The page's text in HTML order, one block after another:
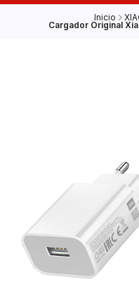
Inicio
Cargador Original